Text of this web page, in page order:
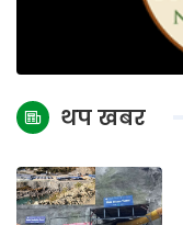
थप खबर